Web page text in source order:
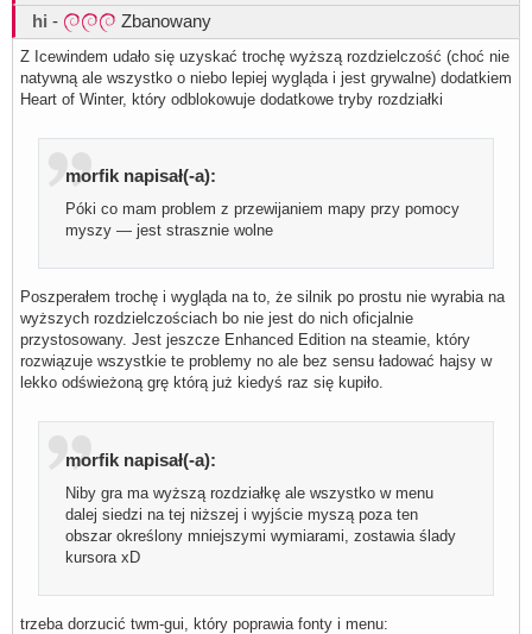
hi - Zbanowany
Z Icewindem udało się uzyskać trochę wyższą rozdzielczość (choć nie
natywną ale wszystko o niebo lepiej wygląda i jest grywalne) dodatkiem
Heart of Winter, który odblokowuje dodatkowe tryby rozdziałki
morfik napisał(-a):
Póki co mam problem z przewijaniem mapy przy pomocy
myszy — jest strasznie wolne
Poszperałem trochę i wygląda na to, że silnik po prostu nie wyrabia na
wyższych rozdzielczościach bo nie jest do nich oficjalnie
przystosowany. Jest jeszcze Enhanced Edition na steamie, który
rozwiązuje wszystkie te problemy no ale bez sensu ładować hajsy w
lekko odświeżoną grę którą już kiedyś raz się kupiło.
morfik napisał(-a):
Niby gra ma wyższą rozdziałkę ale wszystko w menu
dalej siedzi na tej niższej i wyjście myszą poza ten
obszar określony mniejszymi wymiarami, zostawia ślady
kursora xD
trzeba dorzucić twm-gui, który poprawia fonty i menu: